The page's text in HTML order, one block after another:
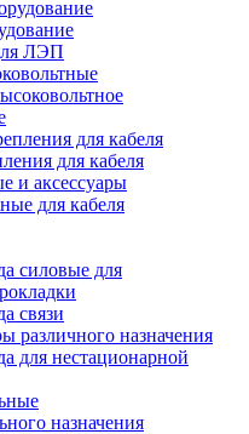
ЛЭП
для кабеля
и аксессуары
для кабеля
силовые для
связи
различного назначения
для нестационарной
назначения